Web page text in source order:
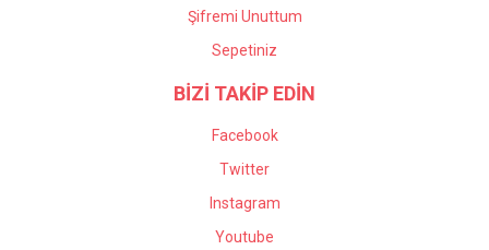
Şifremi Unuttum
Sepetiniz
BİZİ TAKİP EDİN
Facebook
Twitter
Instagram
Youtube